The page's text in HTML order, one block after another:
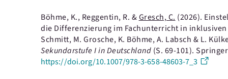
Böhme, K., Reggentin, R. &Gresch, C. (2026).
die Differenzierung im Fachunterricht in
Schmitt, M. Grosche, K. Böhme, A. Labsch & L.
Sekundarstufe I in Deutschland (S. 69-101). Springer
https://doi.org/10.1007/978-3-658-48603-7_3